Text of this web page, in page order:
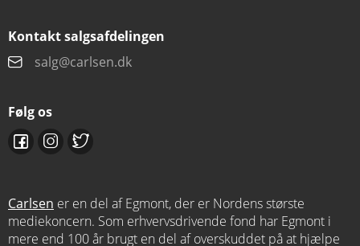
Kontakt salgsafdelingen
salg@carlsen.dk
Følg os
Carlsen er en del af Egmont, der er Nordens største
mediekoncern. Som erhvervsdrivende fond har Egmont i
mere end 100 år brugt en del af overskuddet på at hjælpe